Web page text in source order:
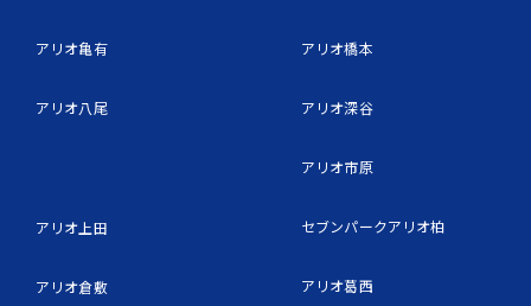
アリオ亀有
アリオ八尾
アリオ上田
アリオ倉敷
アリオ橋本
アリオ深谷
アリオ市原
セブンパークアリオ柏
アリオ葛西